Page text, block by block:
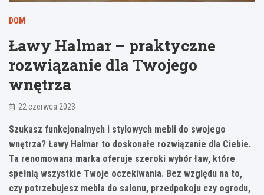
DOM
Ławy Halmar – praktyczne
rozwiązanie dla Twojego
wnętrza
22 czerwca 2023
Szukasz funkcjonalnych i stylowych mebli do swojego
wnętrza? Ławy Halmar to doskonałe rozwiązanie dla Ciebie.
Ta renomowana marka oferuje szeroki wybór ław, które
spełnią wszystkie Twoje oczekiwania. Bez względu na to,
czy potrzebujesz mebla do salonu, przedpokoju czy ogrodu,